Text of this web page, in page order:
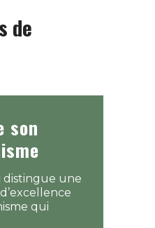
de
son
distingue une
qui